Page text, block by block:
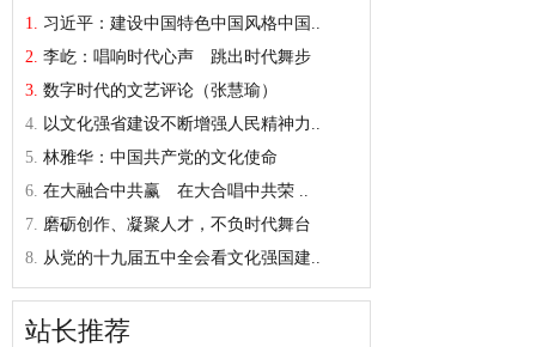
1.
习近平：建设中国特色中国风格中国..
2. 李屹：唱响时代心声 跳出时代舞步
3. 数字时代的文艺评论（张慧瑜）
4.
以文化强省建设不断增强人民精神力..
5. 林雅华：中国共产党的文化使命
6. 在大融合中共赢 在大合唱中共荣 ..
7. 磨砺创作、凝聚人才，不负时代舞台
8.
从党的十九届五中全会看文化强国建..
站长推荐